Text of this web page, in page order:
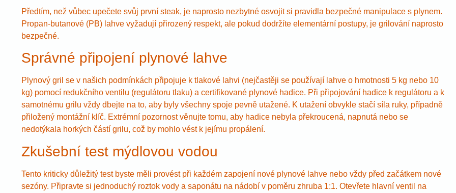
Předtím, než vůbec upečete svůj první steak, je naprosto nezbytné osvojit si pravidla bezpečné manipulace s plynem.
Propan-butanové (PB) lahve vyžadují přirozený respekt, ale pokud dodržíte elementární postupy, je grilování naprosto
bezpečné.
Správné připojení plynové lahve
Plynový gril se v našich podmínkách připojuje k tlakové lahvi (nejčastěji se používají lahve o hmotnosti 5 kg nebo 10
kg) pomocí redukčního ventilu (regulátoru tlaku) a certifikované plynové hadice. Při připojování hadice k regulátoru a k
samotnému grilu vždy dbejte na to, aby byly všechny spoje pevně utažené. K utažení obvykle stačí síla ruky, případně
přiložený montážní klíč. Extrémní pozornost věnujte tomu, aby hadice nebyla překroucená, napnutá nebo se
nedotýkala horkých částí grilu, což by mohlo vést k jejímu propálení.
Zkušební test mýdlovou vodou
Tento kriticky důležitý test byste měli provést při každém zapojení nové plynové lahve nebo vždy před začátkem nové
sezóny. Připravte si jednoduchý roztok vody a saponátu na nádobí v poměru zhruba 1:1. Otevřete hlavní ventil na